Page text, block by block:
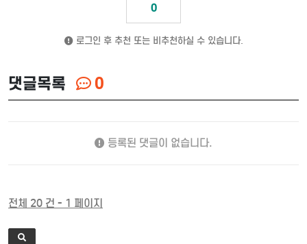
0
로그인 후 추천 또는 비추천하실 수 있습니다.
댓글목록 0
등록된 댓글이 없습니다.
전체 20 건 - 1 페이지